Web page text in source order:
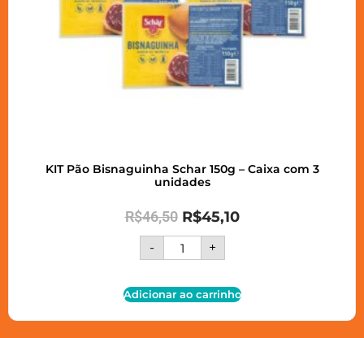
KIT Pão Bisnaguinha Schar 150g – Caixa com 3
unidades
R$46,50 R$45,10
- +
Adicionar ao carrinho